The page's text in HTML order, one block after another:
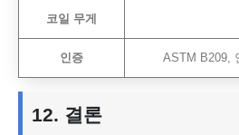
코일 무게
인증 ASTM B209,
12. 결론